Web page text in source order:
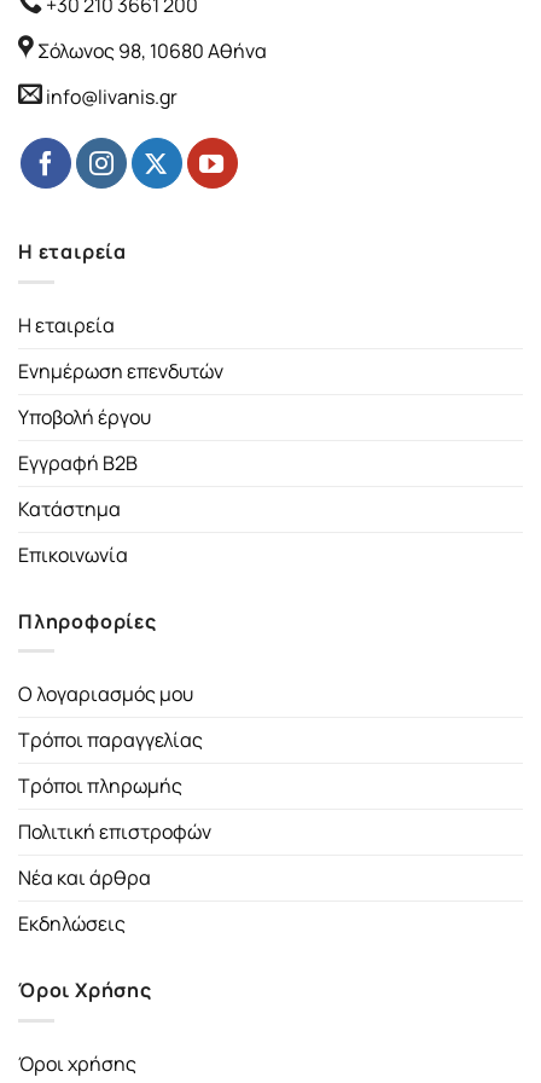
Σόλωνος 98, 10680 Αθήνα
info@livanis.gr
Η εταιρεία
Η εταιρεία
Ενημέρωση επενδυτών
Υποβολή έργου
Εγγραφή B2B
Κατάστημα
Επικοινωνία
Πληροφορίες
Ο λογαριασμός μου
Τρόποι παραγγελίας
Τρόποι πληρωμής
Πολιτική επιστροφών
Νέα και άρθρα
Εκδηλώσεις
Όροι Χρήσης
Όροι χρήσης